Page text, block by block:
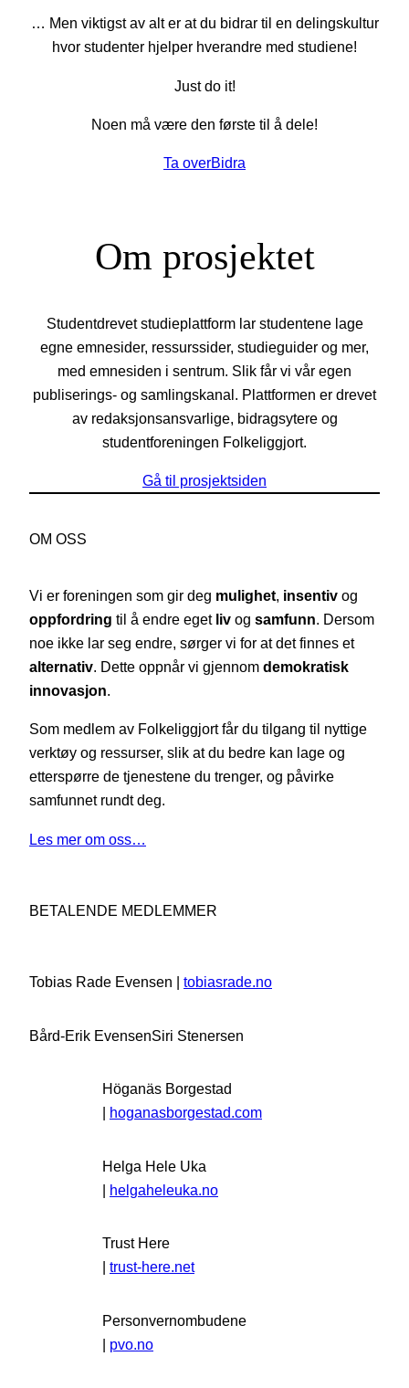
… Men viktigst av alt er at du bidrar til en delingskultur
hvor studenter hjelper hverandre med studiene!
Just do it!
Noen må være den første til å dele!
Ta overBidra
Om prosjektet
Studentdrevet studieplattform lar studentene lage
egne emnesider, ressurssider, studieguider og mer,
med emnesiden i sentrum. Slik får vi vår egen
publiserings- og samlingskanal. Plattformen er drevet
av redaksjonsansvarlige, bidragsytere og
studentforeningen Folkeliggjort.
Gå til prosjektsiden
OM OSS
Vi er foreningen som gir deg mulighet, insentiv og
oppfordring til å endre eget liv og samfunn. Dersom
noe ikke lar seg endre, sørger vi for at det finnes et
alternativ. Dette oppnår vi gjennom demokratisk
innovasjon.
Som medlem av Folkeliggjort får du tilgang til nyttige
verktøy og ressurser, slik at du bedre kan lage og
etterspørre de tjenestene du trenger, og påvirke
samfunnet rundt deg.
Les mer om oss…
BETALENDE MEDLEMMER
Tobias Rade Evensen | tobiasrade.no
Bård-Erik EvensenSiri Stenersen
Höganäs Borgestad
| hoganasborgestad.com
Helga Hele Uka
| helgaheleuka.no
Trust Here
trust-here.net
Personvernombudene
| pvo.no